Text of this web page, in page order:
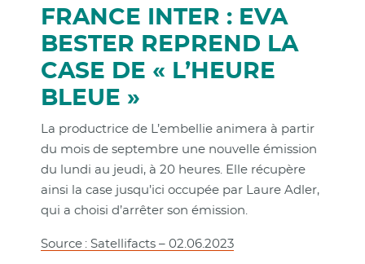
FRANCE INTER : EVA
BESTER REPREND LA
CASE DE « L’HEURE
BLEUE »
La productrice de L’embellie animera à partir
du mois de septembre une nouvelle émission
du lundi au jeudi, à 20 heures. Elle récupère
ainsi la case jusqu’ici occupée par Laure Adler,
qui a choisi d’arrêter son émission.
Source : Satellifacts – 02.06.2023